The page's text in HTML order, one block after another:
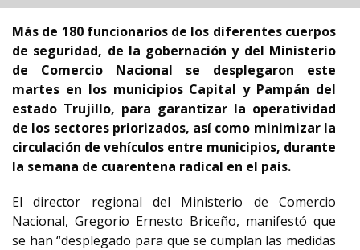
Más de 180 funcionarios de los diferentes cuerpos
de seguridad, de la gobernación y del Ministerio
de Comercio Nacional se desplegaron este
martes en los municipios Capital y Pampán del
estado Trujillo, para garantizar la operatividad
de los sectores priorizados, así como minimizar la
circulación de vehículos entre municipios, durante
la semana de cuarentena radical en el país.
El director regional del Ministerio de Comercio
Nacional, Gregorio Ernesto Briceño, manifestó que
se han “desplegado para que se cumplan las medidas